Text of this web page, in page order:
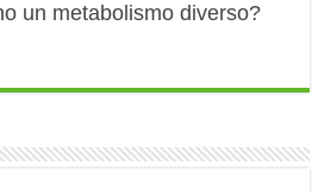
un metabolismo diverso?